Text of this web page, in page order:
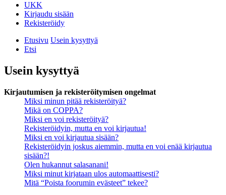
UKK
Kirjaudu sisään
Rekisteröidy
Etusivu Usein kysyttyä
Etsi
Usein kysyttyä
Kirjautumisen ja rekisteröitymisen ongelmat
Miksi minun pitää rekisteröityä?
Mikä on COPPA?
Miksi en voi rekisteröityä?
Rekisteröidyin, mutta en voi kirjautua!
Miksi en voi kirjautua sisään?
Rekisteröidyin joskus aiemmin, mutta en voi enää kirjautua
sisään?!
Olen hukannut salasanani!
Miksi minut kirjataan ulos automaattisesti?
Mitä “Poista foorumin evästeet” tekee?